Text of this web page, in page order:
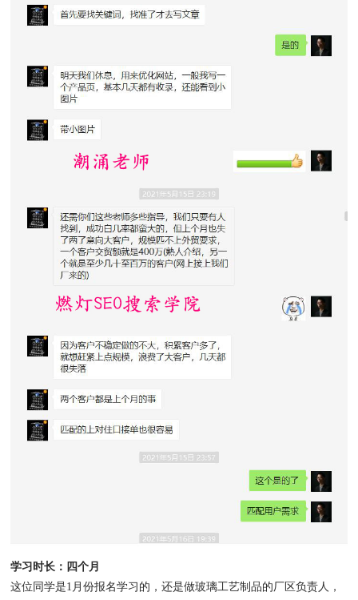
学习时长：四个月
这位同学是1月份报名学习的，还是做玻璃工艺制品的厂区负责人，